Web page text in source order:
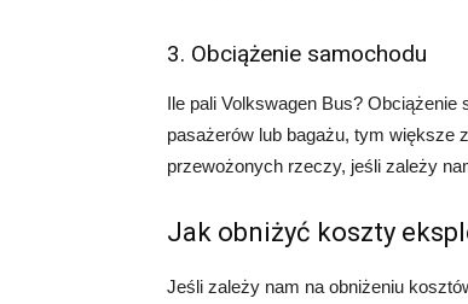
3. Obciążenie samochodu
Ile pali Volkswagen Bus?
pasażerów lub bagażu, tym większe
przewożonych rzeczy, jeśli zależy
Jak obniżyć koszty
Jeśli zależy nam na obniżeniu